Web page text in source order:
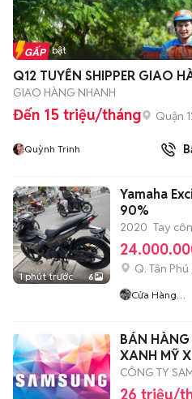
Tin nổi bật
Q12 TUYỂN SHIPPER GIAO
GIAO HÀNG NHANH
Đến 15 triệu/tháng Quận
Quỳnh Trinh
1 phút trước 6
Yamaha
90%
2020 Tay
Q. Tân Phú
Cửa Hàng
BÁN
XANH MỸ
CÔNG TY
26 triệu/